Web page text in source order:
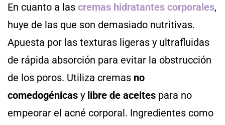
En cuanto a las cremas hidratantes corporales,
huye de las que son demasiado nutritivas.
Apuesta por las texturas ligeras y ultrafluidas
de rápida absorción para evitar la obstrucción
de los poros. Utiliza cremas no
comedogénicas y libre de aceites para no
empeorar el acné corporal. Ingredientes como